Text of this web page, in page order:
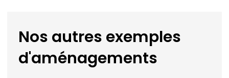
Nos autres exemples
d'aménagements